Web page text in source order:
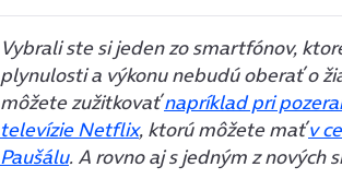
Vybrali ste si jeden zo smartfónov,
plynulosti a výkonu nebudú oberať o
môžete zužitkovaťnapríklad pri
televízie Netflix, ktorú môžete maťv
Paušálu. A rovno aj s jedným z nových